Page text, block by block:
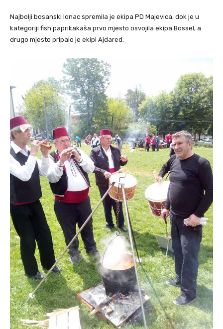
Najbolji bosanski lonac spremila je ekipa PD Majevica, dok je u
kategoriji fish paprikakaša prvo mjesto osvojila ekipa Bossel, a
drugo mjesto pripalo je ekipi Ajdared.